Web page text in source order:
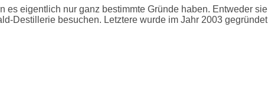
eigentlich nur ganz bestimmte Gründe haben. Entweder sie
Destillerie besuchen. Letztere wurde im Jahr 2003 gegründet